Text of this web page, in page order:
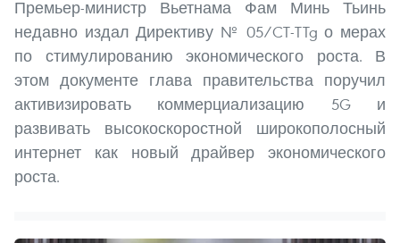
Премьер-министр Вьетнама Фам Минь Тьинь
недавно издал Директиву № 05/CT-TTg о мерах
по стимулированию экономического роста. В
этом документе глава правительства поручил
активизировать коммерциализацию 5G и
развивать высокоскоростной широкополосный
интернет как новый драйвер экономического
роста.